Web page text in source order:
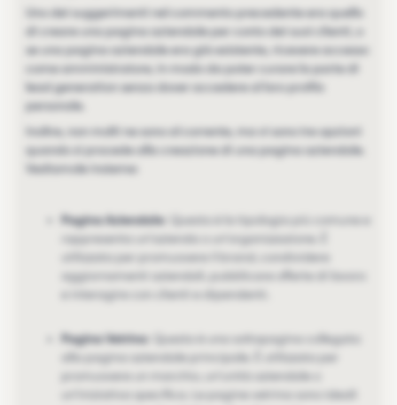
Uno dei suggerimenti nel commento precedente era quello
di creare una pagina aziendale per conto dei suoi clienti, o
se una pagina aziendale era già esistente, ricevere accesso
come amministratore, in modo da poter curare la parte di
lead generation senza dover accedere al loro profilo
personale.
Inoltre, non molti ne sono al corrente, ma vi sono tre opzioni
quando si procede alla creazione di una pagina aziendale.
Vediamole insieme:
Pagina Aziendale : Questa è la tipologia più comune e
rappresenta un'azienda o un'organizzazione. È
utilizzata per promuovere il brand, condividere
aggiornamenti aziendali, pubblicare offerte di lavoro
e interagire con clienti e dipendenti.
Pagina Vetrina : Questa è una sottopagina collegata
alla pagina aziendale principale. È utilizzata per
promuovere un marchio, un'unità aziendale o
un'iniziativa specifica. Le pagine vetrina sono ideali